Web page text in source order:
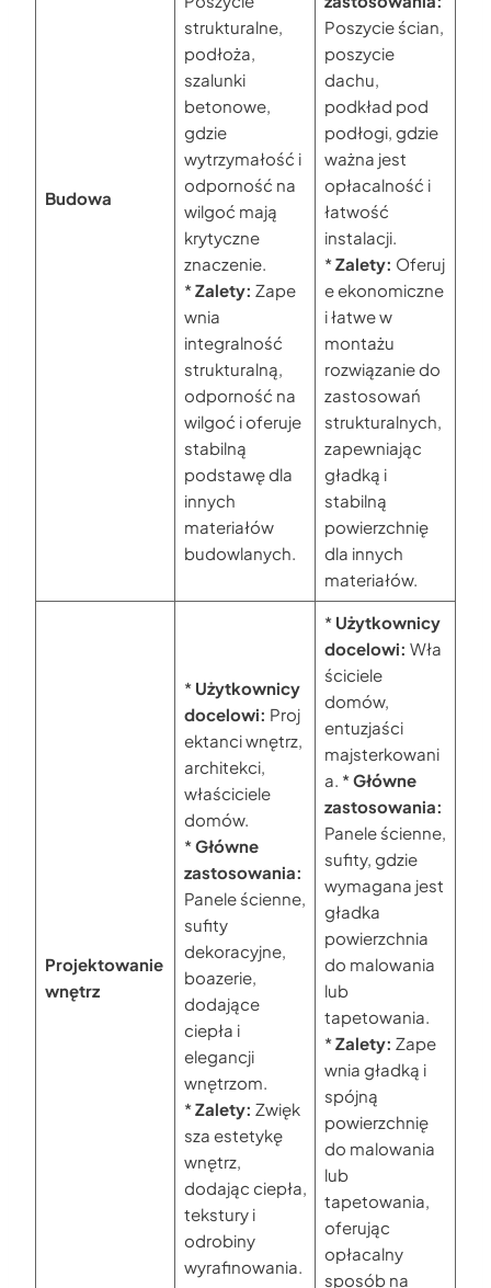
Budowa
strukturalne,
podłoża,
szalunki
betonowe,
gdzie
wytrzymałość i
odporność na
wilgoć mają
krytyczne
znaczenie.
*Zalety: Zape
wnia
integralność
strukturalną,
odporność na
wilgoć i oferuje
stabilną
podstawę dla
innych
materiałów
budowlanych.
Poszycie ścian,
poszycie
dachu,
podkład pod
podłogi, gdzie
ważna jest
opłacalność i
łatwość
instalacji.
*Zalety: Oferuj
e ekonomiczne
i łatwe w
montażu
rozwiązanie do
zastosowań
strukturalnych,
zapewniając
gładką i
stabilną
powierzchnię
dla innych
materiałów.
Projektowanie
wnętrz
* Użytkownicy
docelowi: Proj
ektanci wnętrz,
architekci,
właściciele
domów.
*Główne
zastosowania:
Panele ścienne,
sufity
dekoracyjne,
boazerie,
dodające
ciepła i
elegancji
wnętrzom.
*Zalety: Zwięk
sza estetykę
wnętrz,
dodając ciepła,
tekstury i
odrobiny
wyrafinowania.
* Użytkownicy
docelowi: Wła
ściciele
domów,
entuzjaści
majsterkowani
a. *Główne
zastosowania:
Panele ścienne,
sufity, gdzie
wymagana jest
gładka
powierzchnia
do malowania
lub
tapetowania.
*Zalety: Zape
wnia gładką i
spójną
powierzchnię
do malowania
lub
tapetowania,
oferując
opłacalny
sposób na